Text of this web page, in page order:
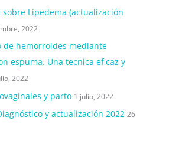
Lipedema (actualización
2022
de hemorroides mediante
espuma. Una tecnica eficaz y
2022
y parto 1 julio, 2022
y actualización 2022 26